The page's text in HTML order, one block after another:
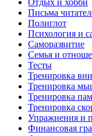
Письма
Полиглот
Психология и
Саморазвитие
Семья и
Тесты
Тренировка
Тренировка
Тренировка
Тренировка
Упражнения и
Финансовая